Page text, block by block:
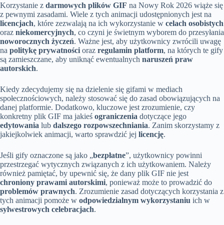
Korzystanie z darmowych plików GIF na Nowy Rok 2026 wiąże się
z pewnymi zasadami. Wiele z tych animacji udostępnionych jest na
licencjach, które zezwalają na ich wykorzystanie w celach osobistych
oraz niekomercyjnych, co czyni je świetnym wyborem do przesyłania
noworocznych życzeń. Ważne jest, aby użytkownicy zwrócili uwagę
na politykę prywatności oraz regulamin platform, na których te gify
są zamieszczane, aby uniknąć ewentualnych naruszeń praw
autorskich.
Kiedy zdecydujemy się na dzielenie się gifami w mediach
społecznościowych, należy stosować się do zasad obowiązujących na
danej platformie. Dodatkowo, kluczowe jest zrozumienie, czy
konkretny plik GIF ma jakieś ograniczenia dotyczące jego
edytowania lub dalszego rozpowszechniania. Zanim skorzystamy z
jakiejkolwiek animacji, warto sprawdzić jej licencję.
Jeśli gify oznaczone są jako „bezpłatne”, użytkownicy powinni
przestrzegać wytycznych związanych z ich użytkowaniem. Należy
również pamiętać, by upewnić się, że dany plik GIF nie jest
chroniony prawami autorskimi, ponieważ może to prowadzić do
problemów prawnych. Zrozumienie zasad dotyczących korzystania z
tych animacji pomoże w odpowiedzialnym wykorzystaniu ich w
sylwestrowych celebracjach.